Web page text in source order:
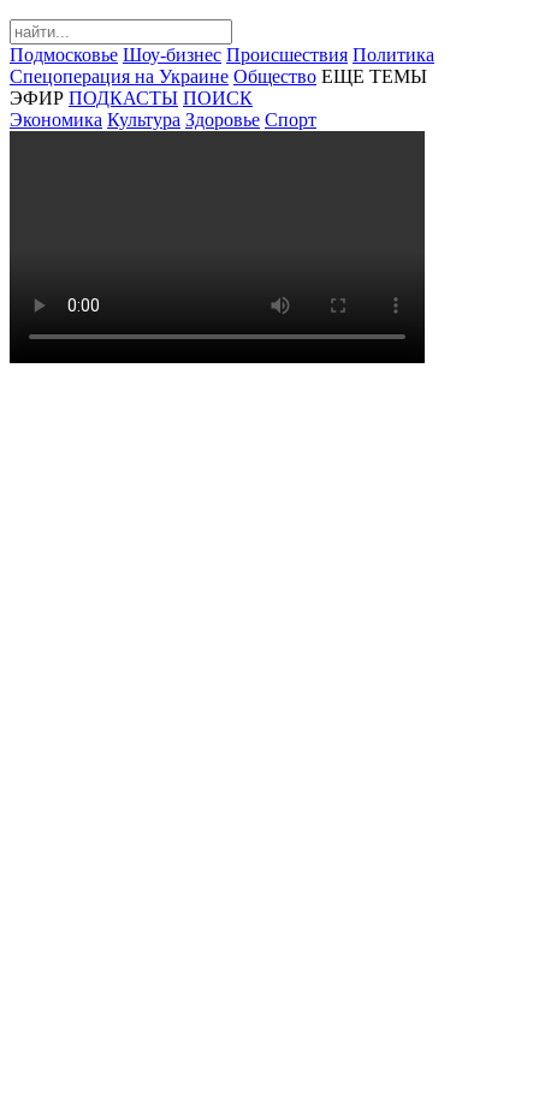
Подмосковье Шоу-бизнес Происшествия Политика
Спецоперация на Украине Общество ЕЩЕ ТЕМЫ
ЭФИР ПОДКАСТЫ ПОИСК
Экономика Культура Здоровье Спорт